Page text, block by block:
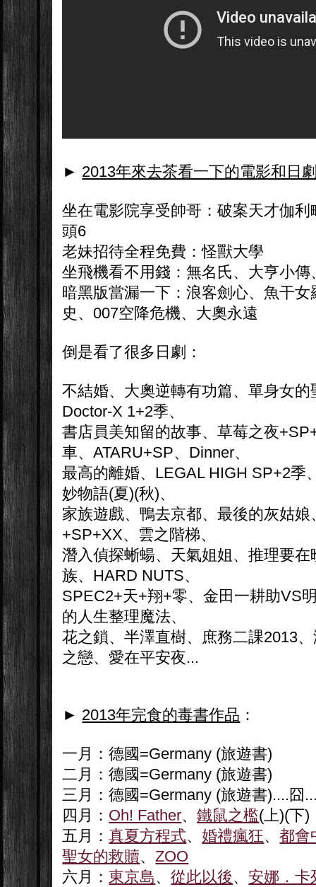
► 2013年來去茶看一下的電影和日
坐在電影院享受帥哥：破案天才伽
頭6
老妹招待全程免費：怪獸大學
坐飛機看不用錢：無名氏、大亨小傳
暗黑版當漏一下：浪客劍心、魚干
史、007空降危機、大奧永遠
倒是看了很多日劇：
不結婚、大奧逆轉有功篇、單身女
Doctor-X 1+2季、
書店員美知留的故事、草莓之夜
車、ATARU+SP、Dinner、
最高的離婚、LEGAL HIGH SP+2季
妙物語(夏)(秋)、
家族遊戲、鴨去京都、最後的灰姑
+SP+XX、雲之階梯、
潛入偵探蜥蝪、天氣姐姐、推理要
族、HARD NUTS、
SPEC2+天+翔+零、金田一耕助VS
的人生整理魔法、
花之鎖、半澤直樹、庶務二課2013
之戀、愛在平安夜...
► 2013年完食的毒書作品 ：
一月：德國=Germany (旅遊書)
二月：德國=Germany (旅遊書)
三月：德國=Germany (旅遊書)....囧
四月： Oh! Father、鐵鼠之檻(上)(下)
五月：真夏方程式、婚禮瘋狂、都會
聖女的救贖、ZOO
六月： 東京島、從此以後、安娜．卡